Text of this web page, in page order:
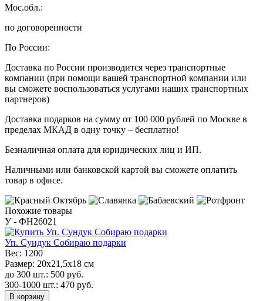
Мос.обл.:
по договоренности
По России:
Доставка по России производится через транспортные
компании (при помощи вашей транспортной компании или
вы сможете воспользоваться услугами наших транспортных
партнеров)
Доставка подарков на сумму от 100 000 рублей по Москве в
пределах МКАД в одну точку – бесплатно!
Безналичная оплата для юридических лиц и ИП.
Наличными или банковской картой вы сможете оплатить
товар в офисе.
Похожие товары
У - ФН26021
Уп. Сундук Собираю подарки
Вес: 1200
Размер: 20x21,5x18 см
до 300 шт.: 500 руб.
300-1000 шт.: 470 руб.
В корзину